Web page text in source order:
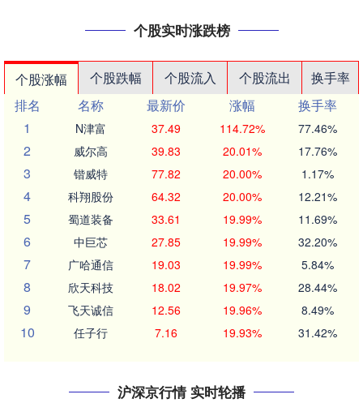
个股实时涨跌榜
个股涨幅 个股跌幅 个股流入 个股流出
换手率
排名
名称 最新价 涨幅
换手率
1
N津富 37.49 114.72% 77.46%
2 威尔高 39.83 20.01% 17.76%
3 锴威特 77.82 20.00% 1.17%
4 科翔股份 64.32 20.00% 12.21%
5 蜀道装备 33.61 19.99% 11.69%
6 中巨芯 27.85 19.99% 32.20%
7 广哈通信 19.03 19.99% 5.84%
8 欣天科技 18.02 19.97% 28.44%
9 飞天诚信 12.56 19.96% 8.49%
10 任子行 7.16 19.93% 31.42%
沪深京行情 实时轮播